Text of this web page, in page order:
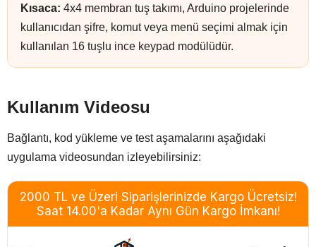
Kısaca: 4x4 membran tuş takımı, Arduino projelerinde
kullanıcıdan şifre, komut veya menü seçimi almak için
kullanılan 16 tuşlu ince keypad modülüdür.
Kullanım Videosu
Bağlantı, kod yükleme ve test aşamalarını aşağıdaki
uygulama videosundan izleyebilirsiniz: